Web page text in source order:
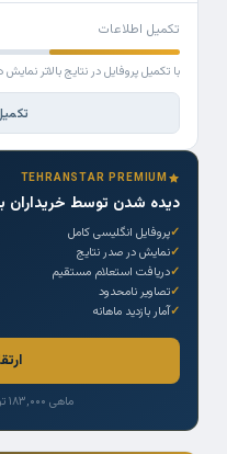
تکمیل اطلاعات
با تکمیل پروفایل در نتایج بالاتر
TEHRANSTAR PREMIUM
دیده شدن توسط خریداران
پروفایل انگلیسی کامل
نمایش در صدر نتایج
دریافت استعلام مستقیم
تصاویر نامحدود
آمار بازدید ماهانه
ماهی ۱۸۳,۰۰۰ تومان · سالانه ۲.۲ میلیون